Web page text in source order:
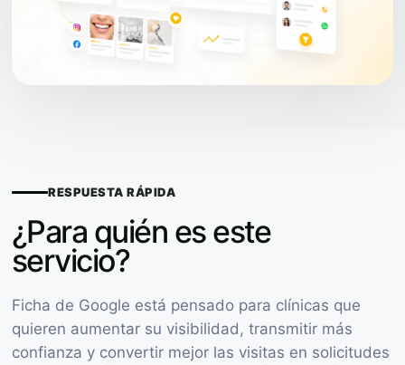
RESPUESTA RÁPIDA
¿Para quién es este
servicio?
Ficha de Google está pensado para clínicas que
quieren aumentar su visibilidad, transmitir más
confianza y convertir mejor las visitas en solicitudes